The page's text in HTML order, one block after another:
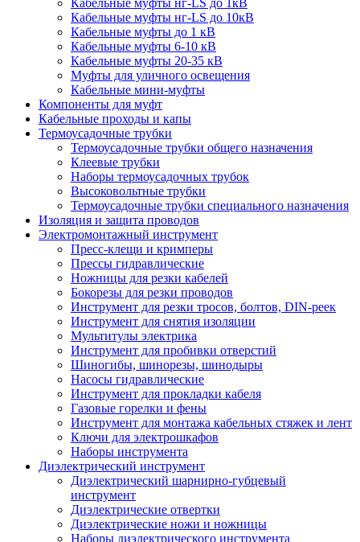
Кабельные муфты нг-LS до 1кВ
Кабельные муфты нг-LS до 10кВ
Кабельные муфты до 1 кВ
Кабельные муфты 6-10 кВ
Кабельные муфты 20-35 кВ
Муфты для уличного освещения
Кабельные мини-муфты
Компоненты для муфт
Кабельные проходы и капы
Термоусадочные трубки
Термоусадочные трубки общего назначения
Клеевые трубки
Наборы термоусадочных трубок
Высоковольтные трубки
Термоусадочные трубки специального назначения
Изоляция и защита проводов
Электромонтажный инструмент
Пресс-клещи и кримперы
Прессы гидравлические
Ножницы для резки кабелей
Бокорезы для резки проводов
Инструмент для резки тросов, болтов, DIN-реек
Инструмент для снятия изоляции
Мультитулы электрика
Инструмент для пробивки отверстий
Шиногибы, шинорезы, шинодыры
Насосы гидравлические
Инструмент для прокладки кабеля
Газовые горелки и фены
Инструмент для монтажа кабельных стяжек и лент
Ключи для электрошкафов
Наборы инструмента
Диэлектрический инструмент
Диэлектрический шарнирно-губцевый
инструмент
Диэлектрические отвертки
Диэлектрические ножи и ножницы
Наборы диэлектрического инструмента